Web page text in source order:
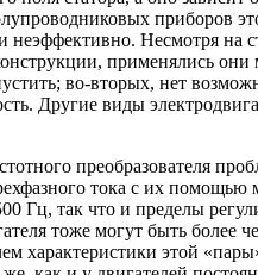
приборов
неэффективно. Несмотря на
применялись они
во-вторых, нет
Другие виды
преобразователя
тока с их
Гц, так что и пределы
тоже могут быть более
характеристики этой